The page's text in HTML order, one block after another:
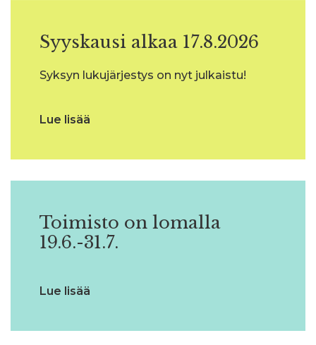
Syyskausi alkaa 17.8.2026
Syksyn lukujärjestys on nyt julkaistu!
Lue lisää
Toimisto on lomalla
19.6.-31.7.
Lue lisää